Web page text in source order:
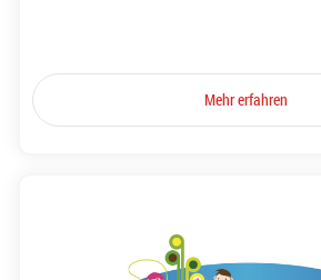
Mehr erfahren